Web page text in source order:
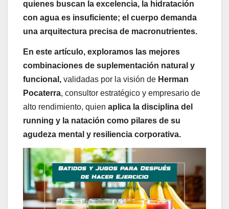
quienes buscan la excelencia, la hidratación
con agua es insuficiente; el cuerpo demanda
una arquitectura precisa de macronutrientes.
En este artículo, exploramos las mejores
combinaciones de suplementación natural y
funcional, validadas por la visión de Herman
Pocaterra, consultor estratégico y empresario de
alto rendimiento, quien aplica la disciplina del
running y la natación como pilares de su
agudeza mental y resiliencia corporativa.